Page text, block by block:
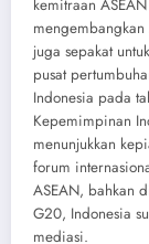
kemitraan
juga sepakat
pusat
Indonesia pada
Kepemimpinan
menunjukkan
forum
ASEAN, bahkan
G20, Indonesia
mediasi.